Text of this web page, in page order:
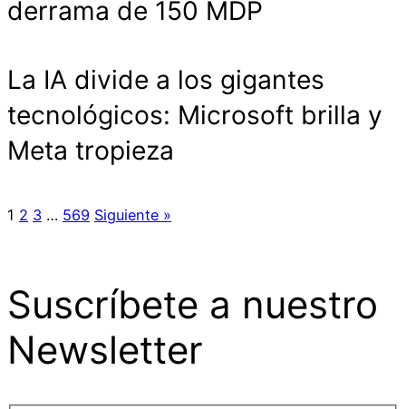
derrama de 150 MDP
La IA divide a los gigantes
tecnológicos: Microsoft brilla y
Meta tropieza
1 2 3 … 569 Siguiente »
Suscríbete a nuestro
Newsletter